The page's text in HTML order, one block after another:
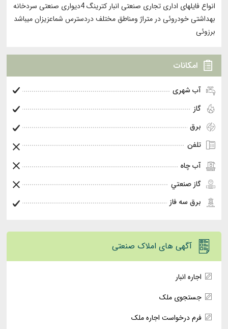
انواع فایلهای اداری تجاری صنعتی انبار کترینگ 4دیواری صنعتی سردخانه
بهداشتی خودروئی در متراژ ومناطق مختلف دردسترس شماعزیزان میباشد
برزوئی
امکانات
آب شهری
گاز
برق
تلفن
آب چاه
گاز صنعتي
برق سه فاز
آگهی های املاک صنعتی
اجاره انبار
جستجوی ملک
فرم درخواست اجاره ملک